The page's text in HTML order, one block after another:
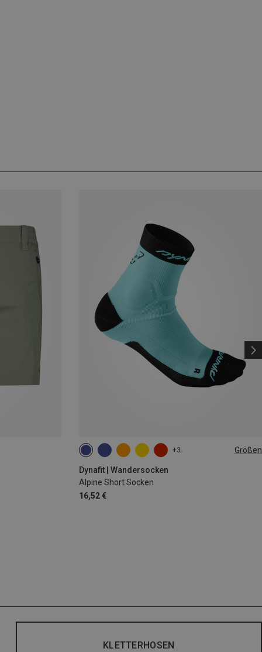
+3 Größen
Dynafit | Wandersocken
Alpine Short Socken
16,52 €
35|36|37|38 39|40|41|42
KLETTERHOSEN